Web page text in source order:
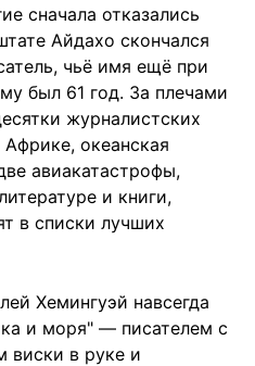
сначала отказались
Айдахо скончался
чьё имя ещё при
был 61 год. За плечами
журналистских
океанская
авиакатастрофы,
и книги,
в списки лучших
Хемингуэй навсегда
и моря" — писателем с
виски в руке и